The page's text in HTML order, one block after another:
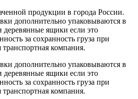
продукции в города России.
дополнительно упаковываются в
деревянные ящики если это
за сохранность груза при
транспортная компания.
дополнительно упаковываются в
деревянные ящики если это
за сохранность груза при
транспортная компания.